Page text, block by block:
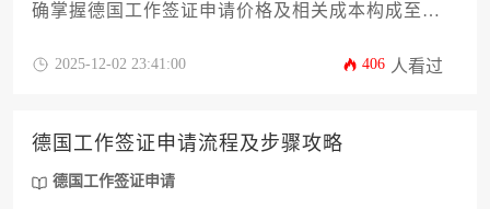
确掌握德国工作签证申请价格及相关成本构成至关
费、第三方服务费、潜在隐性成本及财税优化策略
签证申请流程。
2025-12-02 23:41:00 406 人看过
德国工作签证申请流程及步骤攻略
德国工作签证申请